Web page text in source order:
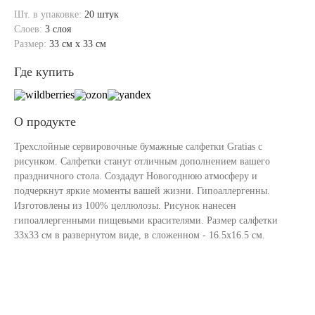
Шт. в упаковке: 20 штук
Слоев: 3 слоя
Размер: 33 см x 33 см
Где купить
О продукте
Трехслойные сервировочные бумажные салфетки Gratias с
рисунком. Салфетки станут отличным дополнением вашего
праздничного стола. Создадут Новогоднюю атмосферу и
подчеркнут яркие моменты вашей жизни. Гипоаллергенны.
Изготовлены из 100% целлюлозы. Рисунок нанесен
гипоаллергенными пищевыми красителями. Размер салфетки
33х33 см в развернутом виде, в сложенном - 16.5х16.5 см.